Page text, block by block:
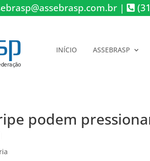
|
INÍCIO ASSEBRASP
podem